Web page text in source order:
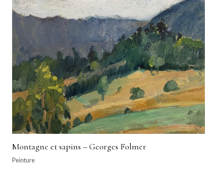
Montagne et sapins – Georges Folmer
Peinture